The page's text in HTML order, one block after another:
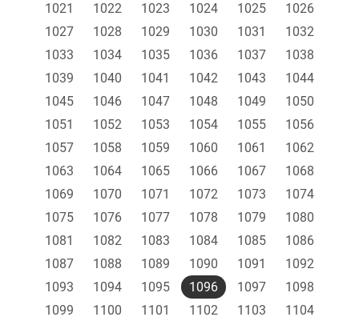
1021
1022 1023 1024 1025
1026
1027
1028 1029 1030 1031
1032
1033
1034 1035 1036 1037
1038
1039
1040 1041 1042 1043
1044
1045
1046 1047 1048 1049
1050
1051
1052 1053 1054 1055
1056
1057
1058 1059 1060 1061
1062
1063
1064 1065 1066 1067
1068
1069
1070 1071 1072 1073
1074
1075
1076 1077 1078 1079
1080
1081
1082 1083 1084 1085
1086
1087
1088 1089 1090 1091
1092
1093
1094 1095 1096 1097
1098
1099
1100 1101 1102 1103
1104